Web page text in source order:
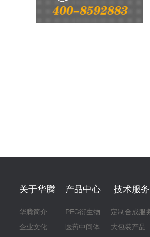
关于华腾
华腾简介
企业文化
产品中心
PEG衍生物
医药中间体
技术服务
定制合成服
大包装产品